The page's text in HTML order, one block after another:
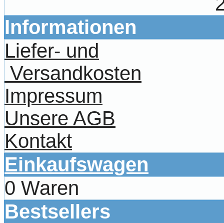
Informationen
Liefer- und
Versandkosten
Impressum
Unsere AGB
Kontakt
Einkaufswagen
0 Waren
Bestsellers